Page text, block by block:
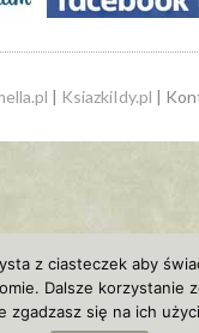
| KsiazkiIdy.pl |
z ciasteczek aby
Dalsze korzystanie
zgadzasz się na ich